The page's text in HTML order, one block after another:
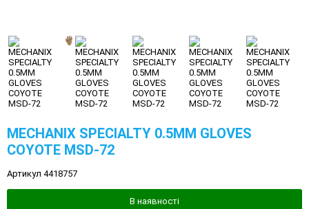
MECHANIX SPECIALTY 0.5MM GLOVES
COYOTE MSD-72
Артикул 4418757
В наявності